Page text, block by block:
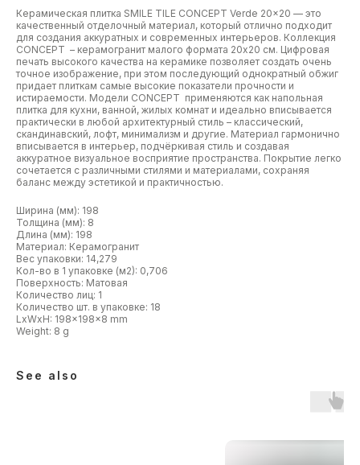
Керамическая плитка SMILE TILE CONCEPT Verde 20x20 — это
качественный отделочный материал, который отлично подходит
для создания аккуратных и современных интерьеров. Коллекция
CONCEPT – керамогранит малого формата 20х20 см. Цифровая
печать высокого качества на керамике позволяет создать очень
точное изображение, при этом последующий однократный обжиг
придает плиткам самые высокие показатели прочности и
истираемости. Модели CONCEPT применяются как напольная
плитка для кухни, ванной, жилых комнат и идеально вписывается
практически в любой архитектурный стиль – классический,
скандинавский, лофт, минимализм и другие. Материал гармонично
вписывается в интерьер, подчёркивая стиль и создавая
аккуратное визуальное восприятие пространства. Покрытие легко
сочетается с различными стилями и материалами, сохраняя
баланс между эстетикой и практичностью.
Ширина (мм): 198
Толщина (мм): 8
Длина (мм): 198
Материал: Керамогранит
Вес упаковки: 14,279
Кол-во в 1 упаковке (м2): 0,706
Поверхность: Матовая
Количество лиц: 1
Количество шт. в упаковке: 18
LxWxH: 198x198x8 mm
Weight: 8 g
See also